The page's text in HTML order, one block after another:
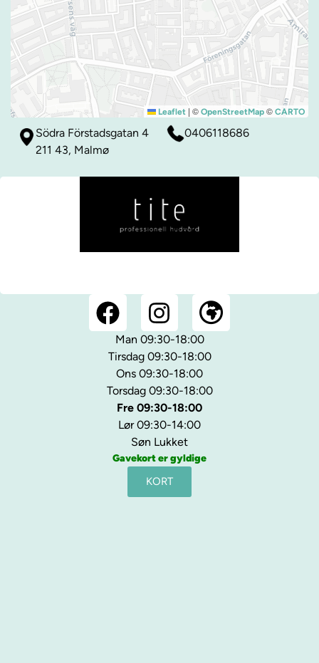
Leaflet | © OpenStreetMap © CARTO
Södra Förstadsgatan 4
211 43, Malmø
0406118686
Man 09:30-18:00
Tirsdag 09:30-18:00
Ons 09:30-18:00
Torsdag 09:30-18:00
Fre 09:30-18:00
Lør 09:30-14:00
Søn Lukket
Gavekort er gyldige
KORT